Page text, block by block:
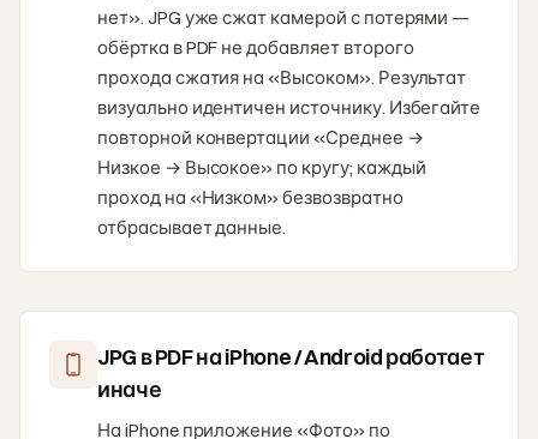
нет». JPG уже сжат камерой с потерями —
обёртка в PDF не добавляет второго
прохода сжатия на «Высоком». Результат
визуально идентичен источнику. Избегайте
повторной конвертации «Среднее →
Низкое → Высокое» по кругу; каждый
проход на «Низком» безвозвратно
отбрасывает данные.
JPG в PDF на iPhone / Android работает
иначе
На iPhone приложение «Фото» по